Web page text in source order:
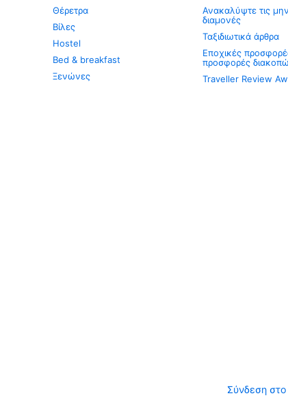
Θέρετρα
Βίλες
Hostel
Bed & breakfast
Ξενώνες
Ανακαλύψτε τις
διαμονές
Ταξιδιωτικά άρθρα
Εποχικές
προσφορές
Traveller Review
Σύνδεση